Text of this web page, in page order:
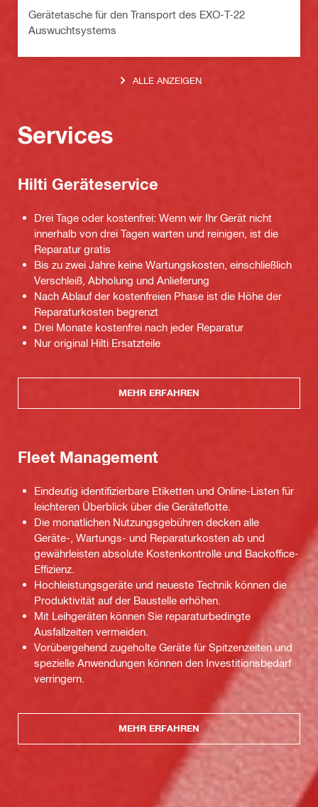
Gerätetasche für den Transport des EXO-T-22
Auswuchtsystems
ALLE ANZEIGEN
Services
Hilti Geräteservice
Drei Tage oder kostenfrei: Wenn wir Ihr Gerät nicht
innerhalb von drei Tagen warten und reinigen, ist die
Reparatur gratis
Bis zu zwei Jahre keine Wartungskosten, einschließlich
Verschleiß, Abholung und Anlieferung
Nach Ablauf der kostenfreien Phase ist die Höhe der
Reparaturkosten begrenzt
Drei Monate kostenfrei nach jeder Reparatur
Nur original Hilti Ersatzteile
MEHR ERFAHREN
Fleet Management
Eindeutig identifizierbare Etiketten und Online-Listen für
leichteren Überblick über die Geräteflotte.
Die monatlichen Nutzungsgebühren decken alle
Geräte-, Wartungs- und Reparaturkosten ab und
gewährleisten absolute Kostenkontrolle und Backoffice-
Effizienz.
Hochleistungsgeräte und neueste Technik können die
Produktivität auf der Baustelle erhöhen.
Mit Leihgeräten können Sie reparaturbedingte
Ausfallzeiten vermeiden.
Vorübergehend zugeholte Geräte für Spitzenzeiten und
spezielle Anwendungen können den Investitionsbedarf
verringern.
MEHR ERFAHREN